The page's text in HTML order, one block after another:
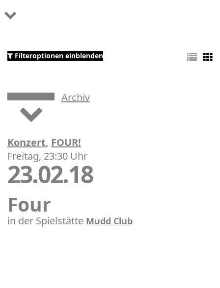
Filteroptionen einblenden
Konzert, FOUR!
Archiv
Freitag, 23:30 Uhr
23.02.18
Four
in der Spielstätte Mudd Club